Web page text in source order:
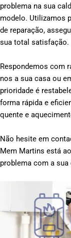
problema na sua
modelo. Utilizamos
de reparação,
sua total satisfação.
Respondemos com
nos a sua casa ou
prioridade é
forma rápida e
quente e
Não hesite em
Mem Martins está
problema com a sua